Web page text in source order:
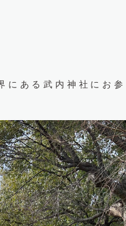
にある武内神社にお